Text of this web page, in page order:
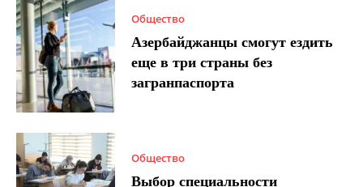
Общество
Азербайджанцы смогут ездить
еще в три страны без
загранпаспорта
Общество
Выбор специальности